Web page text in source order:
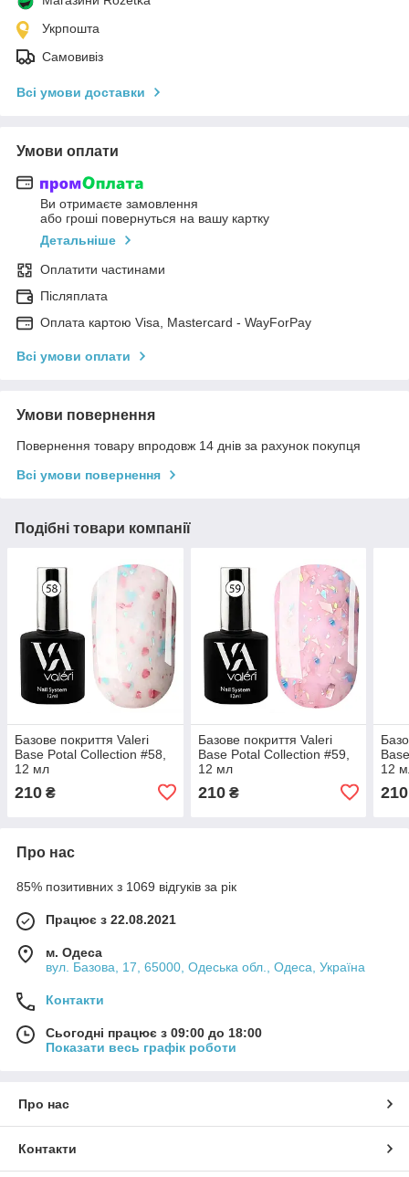
Укрпошта
Самовивіз
Всі умови доставки
Умови оплати
Ви отримаєте замовлення
або гроші повернуться на вашу картку
Детальніше
Оплатити частинами
Післяплата
Оплата картою Visa, Mastercard - WayForPay
Всі умови оплати
Умови повернення
Повернення товару впродовж 14 днів за рахунок покупця
Всі умови повернення
Подібні товари компанії
Базове покриття Valeri
Base Potal Collection #58,
12 мл
210 ₴
Базове покриття Valeri
Base Potal Collection #59,
12 мл
210₴
12
210
Про нас
85% позитивних з 1069 відгуків за рік
Працює з 22.08.2021
м. Одеса
вул. Базова, 17, 65000, Одеська обл., Одеса, Україна
Контакти
Сьогодні працює з 09:00 до 18:00
Показати весь графік роботи
Про нас
Контакти